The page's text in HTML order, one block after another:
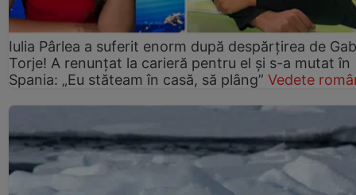
Iulia Pârlea a suferit enorm după despărțirea de
Torje! A renunțat la carieră pentru el și s-a mutat în
Spania: „Eu stăteam în casă, să plâng” Vedete